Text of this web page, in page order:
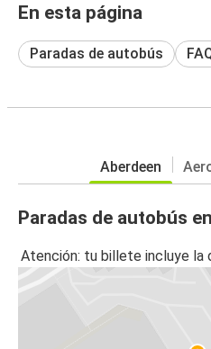
En esta página
Paradas de autobús
Aberdeen
Paradas de autobús
Atención: tu billete incluye la